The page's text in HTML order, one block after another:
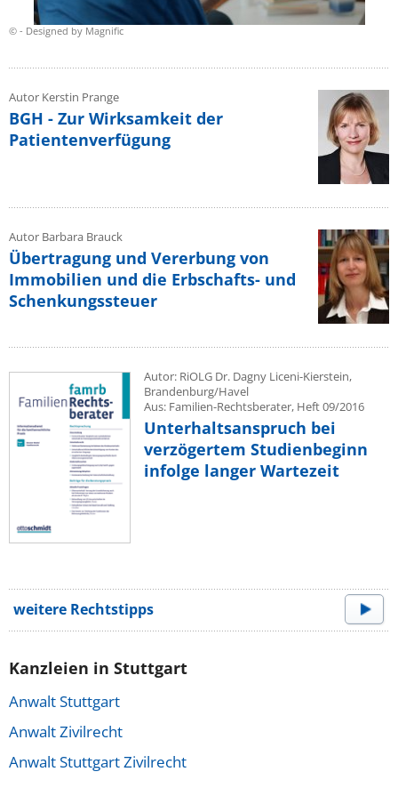
© - Designed by Magnific
Autor Kerstin Prange
BGH - Zur Wirksamkeit der
Patientenverfügung
Autor Barbara Brauck
Übertragung und Vererbung von
Immobilien und die Erbschafts- und
Schenkungssteuer
Autor: RiOLG Dr. Dagny Liceni-Kierstein,
Brandenburg/Havel
Aus: Familien-Rechtsberater, Heft 09/2016
Unterhaltsanspruch bei
verzögertem Studienbeginn
infolge langer Wartezeit
weitere Rechtstipps
Kanzleien in Stuttgart
Anwalt Stuttgart
Anwalt Zivilrecht
Anwalt Stuttgart Zivilrecht